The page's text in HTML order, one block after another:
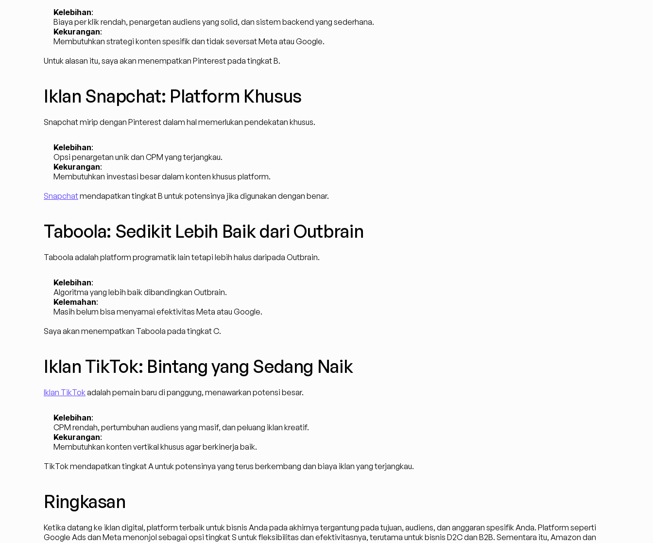
Kelebihan:
Biaya per klik rendah, penargetan audiens yang solid, dan sistem backend yang sederhana.
Kekurangan:
Membutuhkan strategi konten spesifik dan tidak seversat Meta atau Google.
Untuk alasan itu, saya akan menempatkan Pinterest pada tingkat B.
Iklan Snapchat: Platform Khusus
Snapchat mirip dengan Pinterest dalam hal memerlukan pendekatan khusus.
Kelebihan:
Opsi penargetan unik dan CPM yang terjangkau.
Kekurangan:
Membutuhkan investasi besar dalam konten khusus platform.
Snapchat mendapatkan tingkat B untuk potensinya jika digunakan dengan benar.
Taboola: Sedikit Lebih Baik dari Outbrain
Taboola adalah platform programatik lain tetapi lebih halus daripada Outbrain.
Kelebihan:
Algoritma yang lebih baik dibandingkan Outbrain.
Kelemahan:
Masih belum bisa menyamai efektivitas Meta atau Google.
Saya akan menempatkan Taboola pada tingkat C.
Iklan TikTok: Bintang yang Sedang Naik
Iklan TikTok adalah pemain baru di panggung, menawarkan potensi besar.
Kelebihan:
CPM rendah, pertumbuhan audiens yang masif, dan peluang iklan kreatif.
Kekurangan:
Membutuhkan konten vertikal khusus agar berkinerja baik.
TikTok mendapatkan tingkat A untuk potensinya yang terus berkembang dan biaya iklan yang terjangkau.
Ringkasan
Ketika datang ke iklan digital, platform terbaik untuk bisnis Anda pada akhirnya tergantung pada tujuan, audiens, dan anggaran spesifik Anda. Platform seperti
Google Ads dan Meta menonjol sebagai opsi tingkat S untuk fleksibilitas dan efektivitasnya, terutama untuk bisnis D2C dan B2B. Sementara itu, Amazon dan